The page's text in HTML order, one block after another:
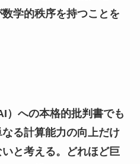
学的秩序を持つことを
）への本格的批判書でも
る計算能力の向上だけ
と考える。どれほど巨